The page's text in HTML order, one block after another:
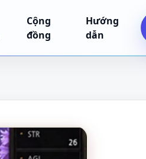
Cộng
đồng
Hướng
dẫn